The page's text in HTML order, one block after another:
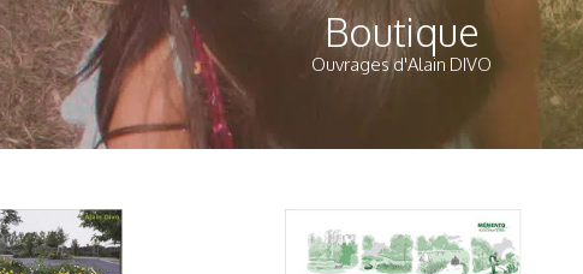
Boutique
Ouvrages d'Alain DIVO